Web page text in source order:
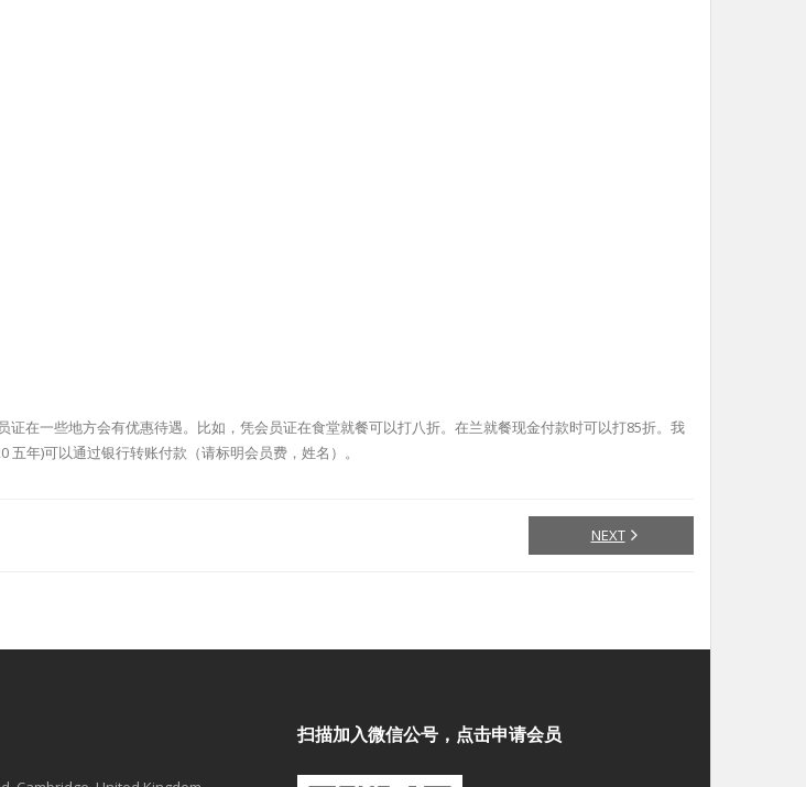
在一些地方会有优惠待遇。比如，凭会员证在食堂就餐可以打八折。在兰就餐现金付款时可以打85折。我
年)可以通过银行转账付款（请标明会员费，姓名）。
NEXT
扫描加入微信公号，点击申请会员